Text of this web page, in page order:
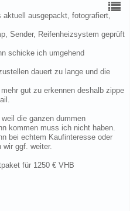
ausgepackt, fotografiert,
Sender, Reifenheizsystem geprüft
schicke ich umgehend
dauert zu lange und die
gut zu erkennen deshalb zippe
die ganzen dummen
kommen muss ich nicht haben.
bei echtem Kaufinteresse oder
wir ggf. weiter.
für 1250 € VHB